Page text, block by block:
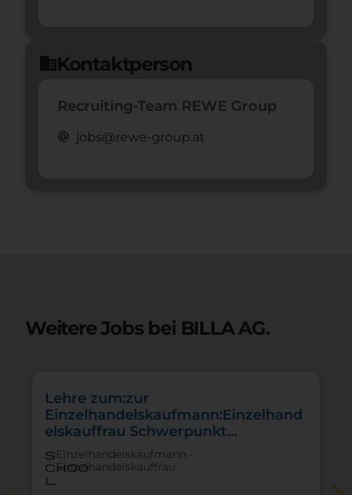
domainKontaktperson
Recruiting-Team REWE Group
alternate_email jobs@rewe-group.at
Weitere Jobs bei BILLA AG.
Lehre zum:zur
Einzelhandelskaufmann:Einzelhand
elskauffrau Schwerpunkt
Feinkostfachverkauf
s
choo
l
Einzelhandelskaufmann -
Einzelhandelskauffrau